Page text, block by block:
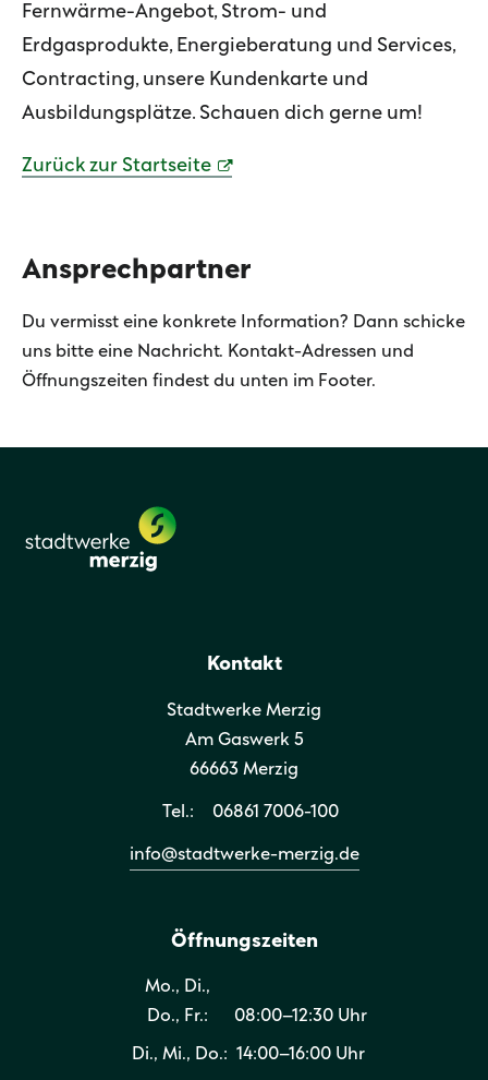
Fernwärme-Angebot, Strom- und
Erdgasprodukte, Energieberatung und Services,
Contracting, unsere Kundenkarte und
Ausbildungsplätze. Schauen dich gerne um!
Zurück zur Startseite
Ansprechpartner
Du vermisst eine konkrete Information? Dann schicke
uns bitte eine Nachricht. Kontakt-Adressen und
Öffnungszeiten findest du unten im Footer.
Kontakt
Stadtwerke Merzig
Am Gaswerk 5
66663 Merzig
Tel.: 06861 7006-100
info@stadtwerke-merzig.de
Öffnungszeiten
Mo., Di.,
Do., Fr.:
08:00–12:30 Uhr
Di., Mi., Do.: 14:00–16:00 Uhr
Großer
Lesehilfe
Links